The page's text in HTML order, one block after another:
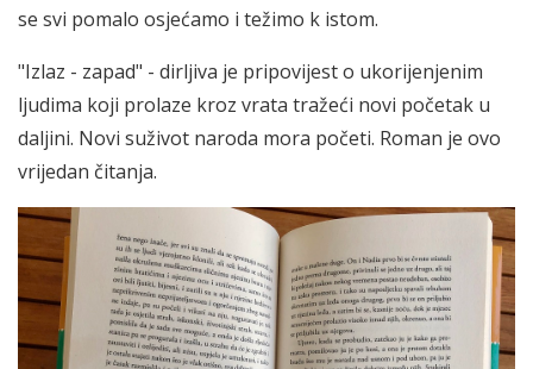
se svi pomalo osjećamo i težimo k istom.
"Izlaz - zapad" - dirljiva je pripovijest o ukorijenjenim
ljudima koji prolaze kroz vrata tražeći novi početak u
daljini. Novi suživot naroda mora početi. Roman je ovo
vrijedan čitanja.